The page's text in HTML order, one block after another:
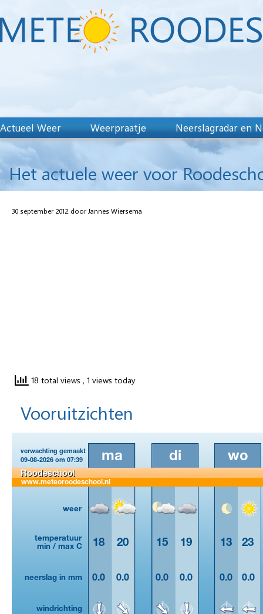
Actueel Weer Weerpraatje Neerslagradar en
Het actuele weer voor
30 september 2012 door Jannes Wiersema
18 total views , 1 views today
Vooruitzichten